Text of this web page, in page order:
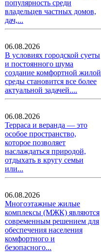
популярность среди
владельцев частных домов,
дач,...
06.08.2026
В условиях городской суеты
и постоянного шума
создание комфортной жилой
среды становится все более
актуальной задачей....
06.08.2026
Терраса и веранда — это
особое пространство,
которое позволяет
наслаждаться природой,
отдыхать в кругу семьи
или...
06.08.2026
Многоэтажные жилые
комплексы (МЖК) являются
современным решением для
обеспечения населения
комфортного и
безопасного...